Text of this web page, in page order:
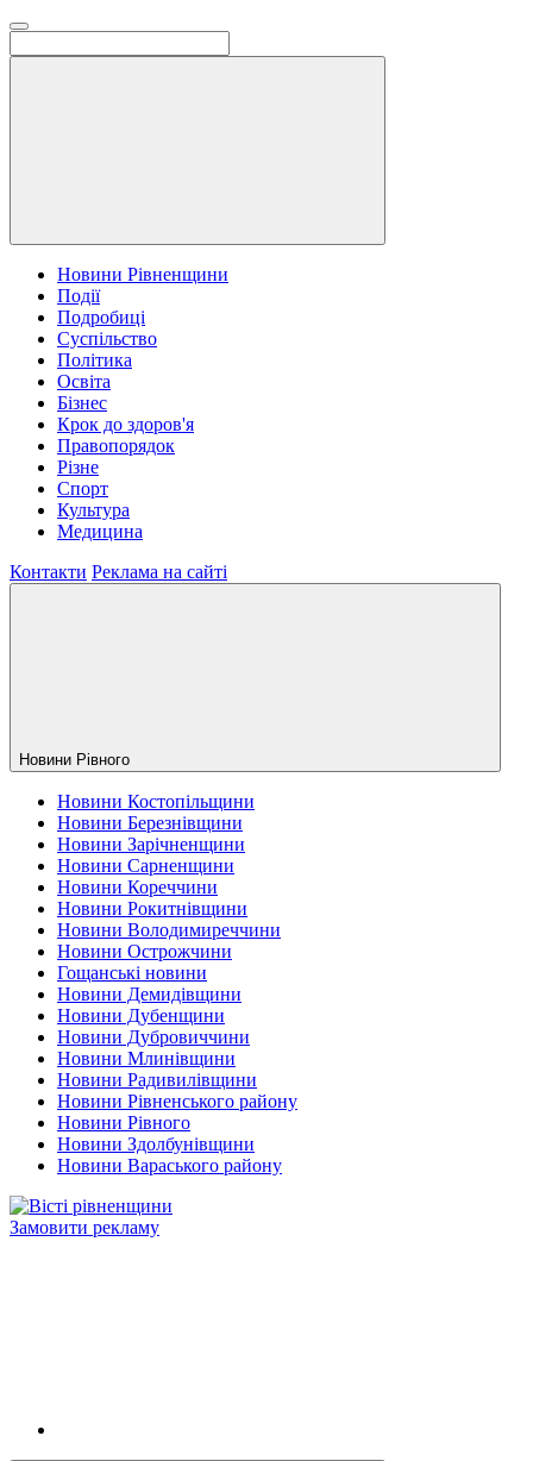
Новини Рівненщини
Події
Подробиці
Суспільство
Політика
Освіта
Бізнес
Крок до здоров'я
Правопорядок
Різне
Спорт
Культура
Медицина
Контакти Реклама на сайті
Новини Рiвного
Новини Костопільщини
Новини Березнівщини
Новини Зарічненщини
Новини Сарненщини
Новини Кореччини
Новини Рокитнівщини
Новини Володимиреччини
Новини Острожчини
Гощанські новини
Новини Демидівщини
Новини Дубенщини
Новини Дубровиччини
Новини Млинівщини
Новини Радивилівщини
Новини Рівненського району
Новини Рівного
Новини Здолбунівщини
Новини Вараського району
Замовити рекламу